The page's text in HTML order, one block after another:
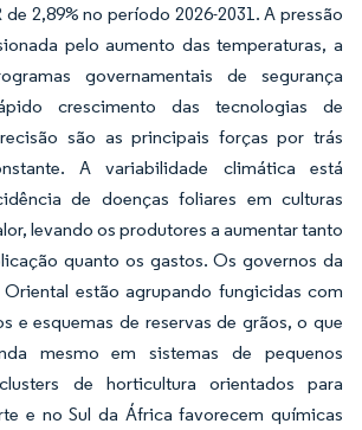
2,89% no período 2026-2031. A pressão
pelo aumento das temperaturas, a
governamentais de segurança
crescimento das tecnologias de
são as principais forças por trás
A variabilidade climática está
de doenças foliares em culturas
levando os produtores a aumentar tanto
quanto os gastos. Os governos da
estão agrupando fungicidas com
e esquemas de reservas de grãos, o que
mesmo em sistemas de pequenos
de horticultura orientados para
e no Sul da África favorecem químicas